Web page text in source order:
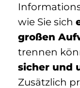
wie Sie sich
großen
trennen
sicher und
Zusätzlich